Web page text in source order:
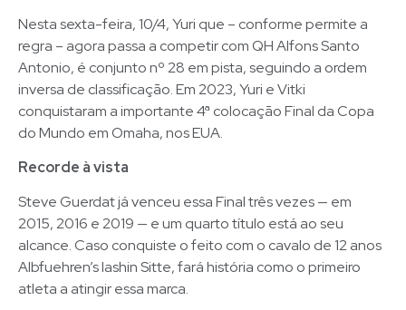
Nesta sexta-feira, 10/4, Yuri que – conforme permite a
regra – agora passa a competir com QH Alfons Santo
Antonio, é conjunto nº 28 em pista, seguindo a ordem
inversa de classificação. Em 2023, Yuri e Vitki
conquistaram a importante 4ª colocação Final da Copa
do Mundo em Omaha, nos EUA.
Recorde à vista
Steve Guerdat já venceu essa Final três vezes — em
2015, 2016 e 2019 — e um quarto título está ao seu
alcance. Caso conquiste o feito com o cavalo de 12 anos
Albfuehren’s Iashin Sitte, fará história como o primeiro
atleta a atingir essa marca.